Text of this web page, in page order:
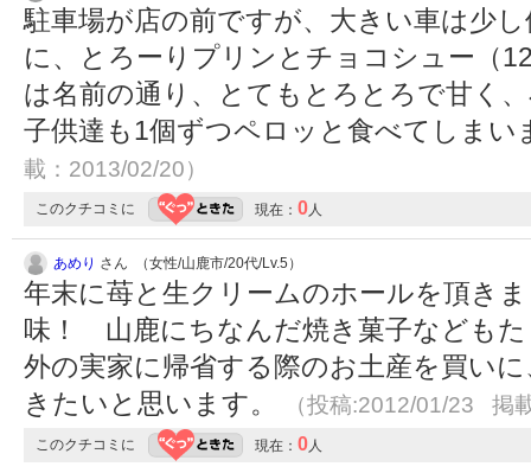
駐車場が店の前ですが、大きい車は少
に、とろーりプリンとチョコシュー（
は名前の通り、とてもとろとろで甘く
子供達も1個ずつペロッと食べてしまい
載：2013/02/20）
このクチコミに 現在： 0 人
あめり さん （女性/山鹿市/20代/Lv.5）
年末に苺と生クリームのホールを頂き
味！ 山鹿にちなんだ焼き菓子なども
外の実家に帰省する際のお土産を買い
きたいと思います。
（投稿:2012/01/23 掲
このクチコミに 現在： 0 人